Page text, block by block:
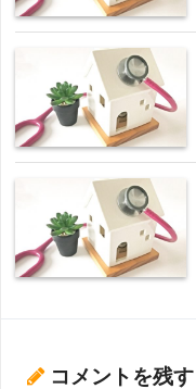
コメントを残す